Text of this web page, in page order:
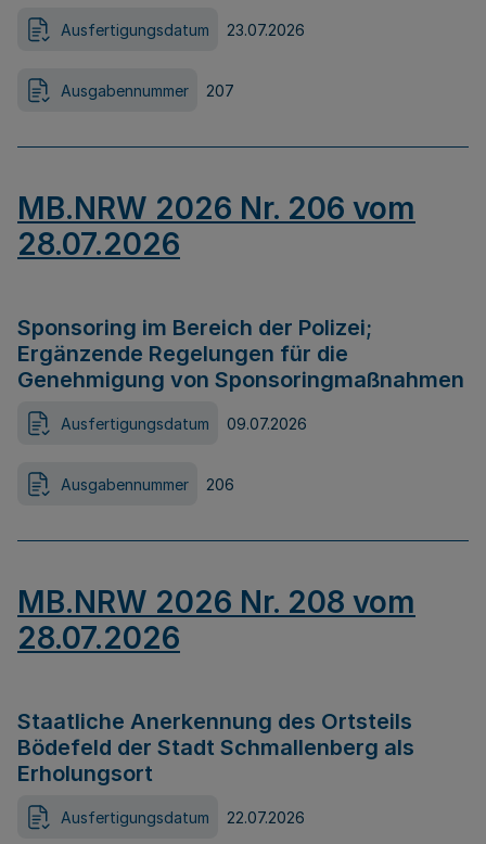
Ausfertigungsdatum 23.07.2026
Ausgabennummer 207
MB.NRW 2026 Nr. 206 vom
28.07.2026
Sponsoring im Bereich der Polizei;
Ergänzende Regelungen für die
Genehmigung von Sponsoringmaßnahmen
Ausfertigungsdatum 09.07.2026
Ausgabennummer 206
MB.NRW 2026 Nr. 208 vom
28.07.2026
Staatliche Anerkennung des Ortsteils
Bödefeld der Stadt Schmallenberg als
Erholungsort
Ausfertigungsdatum 22.07.2026